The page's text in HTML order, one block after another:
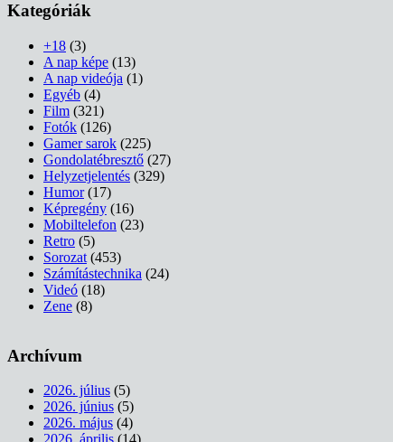
Kategóriák
+18 (3)
A nap képe (13)
A nap videója (1)
Egyéb (4)
Film (321)
Fotók (126)
Gamer sarok (225)
Gondolatébresztő (27)
Helyzetjelentés (329)
Humor(17)
Képregény (16)
Mobiltelefon (23)
Retro (5)
Sorozat (453)
Számítástechnika (24)
Videó (18)
Zene (8)
Archívum
2026. július (5)
2026. június (5)
2026. május (4)